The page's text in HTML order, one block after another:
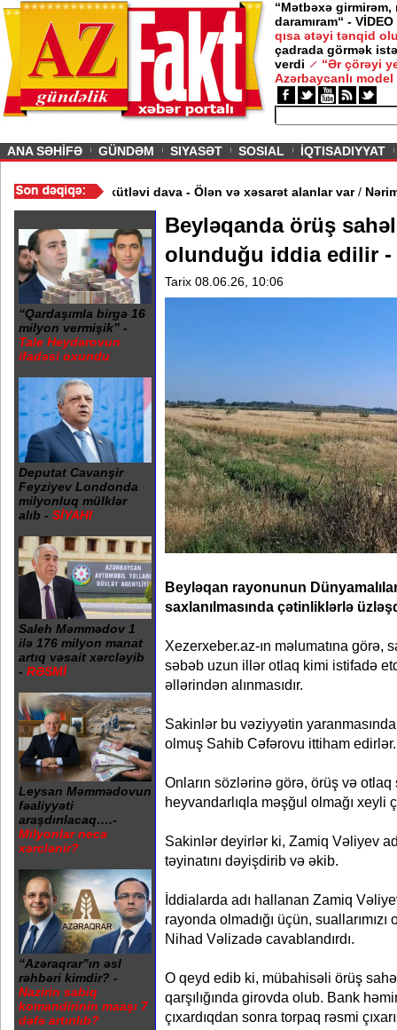
“Mətbəxə girmirəm,
daramıram“ - VİDEO
qısa ətəyi tənqid
çadrada görmək
verdi
“Ər çörəyi
Azərbaycanlı model
/ MAQAZIN /
— 12 İyun 2026
“Kişi məclislərinə bir şərtlə gedirəm” -Nigar
Şabanova
ANA SƏHİFƏ GÜNDƏM SIYASƏT SOSIAL İQTISADIYYAT
Restoranın qarşısında kütləvi dava - Ölən və xəsarət alanlar var
“Qardaşımla birgə 16
milyon vermişik” -
Tale Heydərovun
ifadəsi oxundu
Deputat Cavanşir
Feyziyev Londonda
milyonluq mülklər
alıb - SİYAHI
Saleh Məmmədov 1
ilə 176 milyon manat
artıq vəsait xərcləyib
- RƏSMİ
Leysan Məmmədovun
fəaliyyəti
araşdırılacaq….-
Milyonlar necə
xərclənir?
“Azəraqrar”ın əsl
rəhbəri kimdir? -
Nazirin sabiq
komandirinin maaşı 7
dəfə artırılıb?
Beyləqanda örüş
olunduğu iddia edilir -
Tarix 08.06.26, 10:06
Beyləqan rayonunun
saxlanılmasında çətinliklərlə
Xezerxeber.az-ın məlumatına görə,
səbəb uzun illər otlaq kimi istifadə
əllərindən alınmasıdır.
Sakinlər bu vəziyyətin
olmuş Sahib Cəfərovu ittiham edirlər.
Onların sözlərinə görə, örüş və otlaq
heyvandarlıqla məşğul olmağı xeyli
Sakinlər deyirlər ki, Zamiq Vəliyev
təyinatını dəyişdirib və əkib.
İddialarda adı hallanan Zamiq
rayonda olmadığı üçün,
Nihad Vəlizadə cavablandırdı.
O qeyd edib ki, mübahisəli örüş
qarşılığında girovda olub. Bank
çıxardıqdan sonra torpaq rəsmi